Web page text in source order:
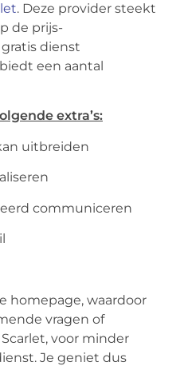
. Deze provider steekt
de prijs-
dienst
een aantal
extra’s:
uitbreiden
communiceren
homepage, waardoor
vragen of
voor minder
Je geniet dus